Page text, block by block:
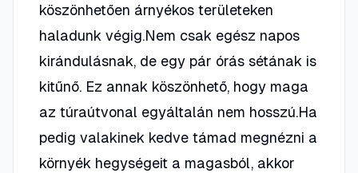
köszönhetően árnyékos területeken
haladunk végig.Nem csak egész napos
kirándulásnak, de egy pár órás sétának is
kitűnő. Ez annak köszönhető, hogy maga
az túraútvonal egyáltalán nem hosszú.Ha
pedig valakinek kedve támad megnézni a
környék hegységeit a magasból, akkor